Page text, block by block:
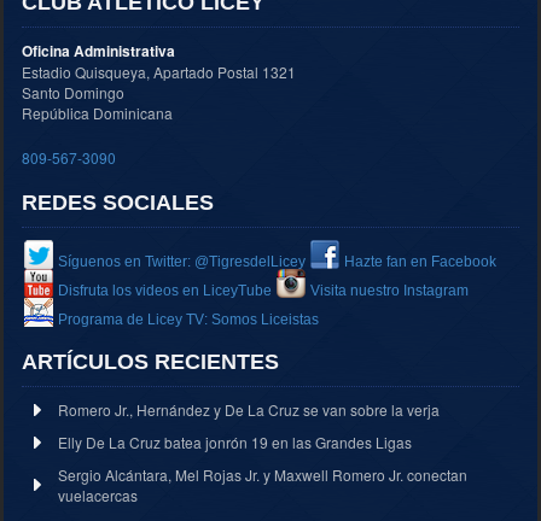
Oficina Administrativa
Estadio Quisqueya, Apartado Postal 1321
Santo Domingo
República Dominicana
809-567-3090
REDES SOCIALES
Síguenos en Twitter: @TigresdelLicey
Hazte fan en Facebook
Disfruta los videos en LiceyTube
Visita nuestro Instagram
Programa de Licey TV: Somos Liceistas
ARTÍCULOS RECIENTES
Romero Jr., Hernández y De La Cruz se van sobre la verja
Elly De La Cruz batea jonrón 19 en las Grandes Ligas
Sergio Alcántara, Mel Rojas Jr. y Maxwell Romero Jr. conectan
vuelacercas